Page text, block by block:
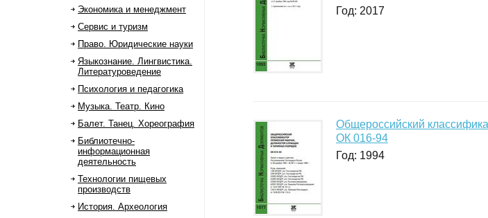
Экономика и менеджмент
Сервис и туризм
Право. Юридические науки
Языкознание. Лингвистика.
Литературоведение
Психология и педагогика
Музыка. Театр. Кино
Балет. Танец. Хореография
Библиотечно-
информационная
деятельность
Технологии пищевых
производств
История. Археология
Год: 2017
Общероссийский
ОК 016-94
Год: 1994